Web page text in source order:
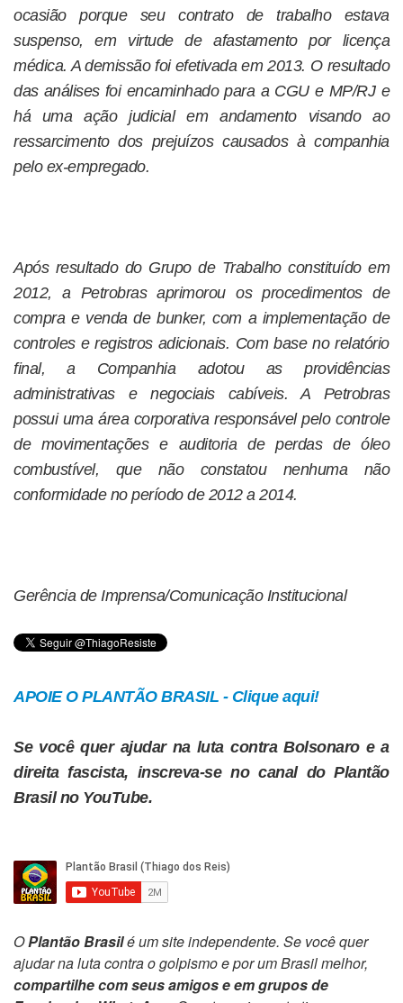
ocasião porque seu contrato de trabalho estava
suspenso, em virtude de afastamento por licença
médica. A demissão foi efetivada em 2013. O resultado
das análises foi encaminhado para a CGU e MP/RJ e
há uma ação judicial em andamento visando ao
ressarcimento dos prejuízos causados à companhia
pelo ex-empregado.
Após resultado do Grupo de Trabalho constituído em
2012, a Petrobras aprimorou os procedimentos de
compra e venda de bunker, com a implementação de
controles e registros adicionais. Com base no relatório
final, a Companhia adotou as providências
administrativas e negociais cabíveis. A Petrobras
possui uma área corporativa responsável pelo controle
de movimentações e auditoria de perdas de óleo
combustível, que não constatou nenhuma não
conformidade no período de 2012 a 2014.
Gerência de Imprensa/Comunicação Institucional
APOIE O PLANTÃO BRASIL - Clique aqui!
Se você quer ajudar na luta contra Bolsonaro e a
direita fascista, inscreva-se no canal do Plantão
Brasil no YouTube.
OPlantão Brasilé um site independente. Se você quer
ajudar na luta contra o golpismo e por um Brasil melhor,
compartilhe com seus amigos e em grupos de